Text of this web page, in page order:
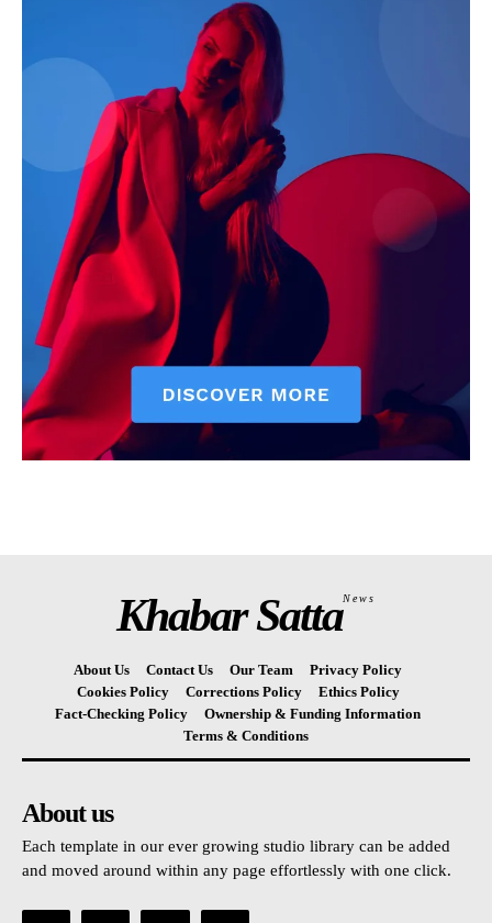
Khabar SattaNews
About Us Contact Us Our Team
Privacy Policy
Cookies Policy
Corrections Policy
Ethics Policy
Fact-Checking Policy
Ownership & Funding Information
Terms & Conditions
About us
Each template in our ever growing studio library can be added
and moved around within any page effortlessly with one click.